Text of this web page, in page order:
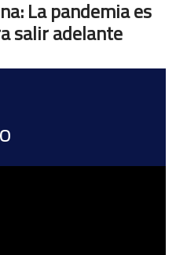
La pandemia es
salir adelante